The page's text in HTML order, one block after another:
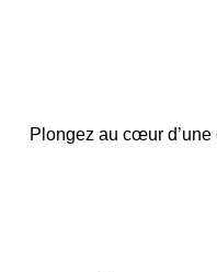
Plongez au cœur d’une